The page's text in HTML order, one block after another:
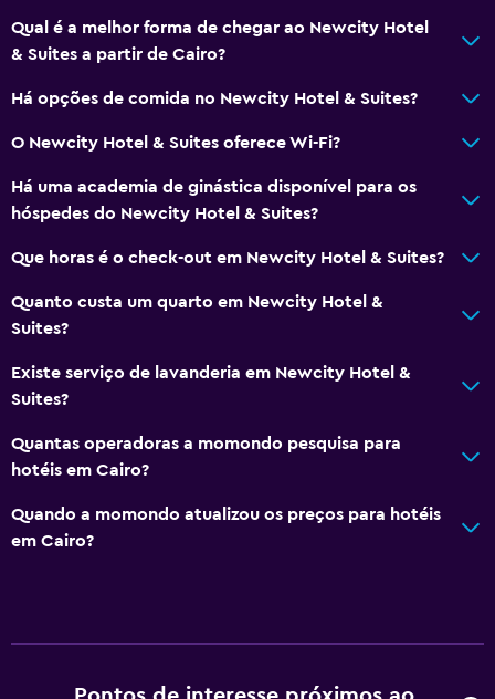
Qual é a melhor forma de chegar ao Newcity Hotel
& Suites a partir de Cairo?
Há opções de comida no Newcity Hotel & Suites?
O Newcity Hotel & Suites oferece Wi-Fi?
Há uma academia de ginástica disponível para os
hóspedes do Newcity Hotel & Suites?
Que horas é o check-out em Newcity Hotel & Suites?
Quanto custa um quarto em Newcity Hotel &
Suites?
Existe serviço de lavanderia em Newcity Hotel &
Suites?
Quantas operadoras a momondo pesquisa para
hotéis em Cairo?
Quando a momondo atualizou os preços para hotéis
em Cairo?